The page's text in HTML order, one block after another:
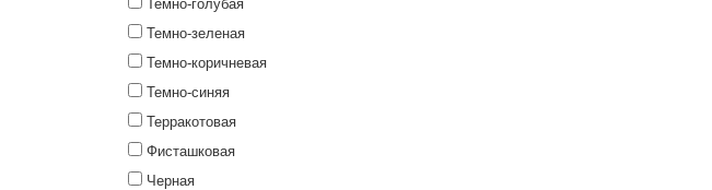
Темно-голубая
Темно-зеленая
Темно-коричневая
Темно-синяя
Терракотовая
Фисташковая
Черная